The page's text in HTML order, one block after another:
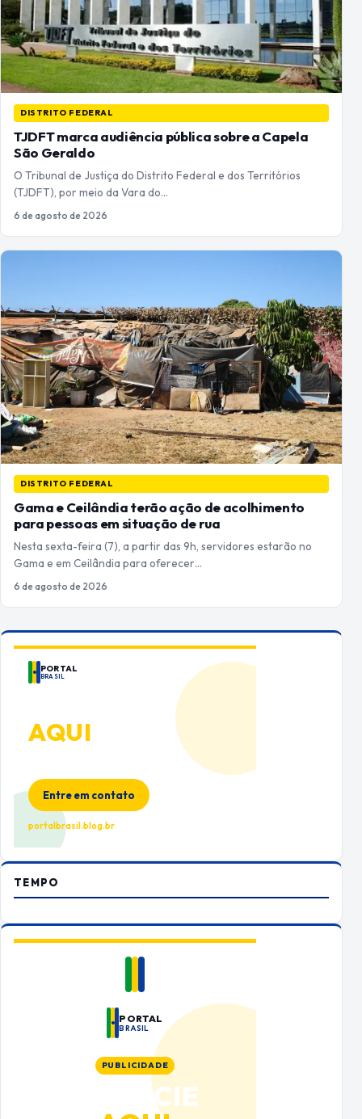
DISTRITO FEDERAL
TJDFT marca audiência pública sobre a Capela
São Geraldo
O Tribunal de Justiça do Distrito Federal e dos Territórios
(TJDFT), por meio da Vara do…
6 de agosto de 2026
DISTRITO FEDERAL
Gama e Ceilândia terão ação de acolhimento
para pessoas em situação de rua
Nesta sexta-feira (7), a partir das 9h, servidores estarão no
Gama e em Ceilândia para oferecer…
6 de agosto de 2026
PORTAL
BRASIL
AQUI
Entre em contato
portalbrasil.blog.br
TEMPO
PORTAL
BRASIL
PUBLICIDADE
ANUNCIE